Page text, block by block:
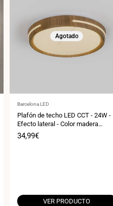
Agotado
Proveedor:
Barcelona LED
Plafón de techo LED CCT - 24W -
Efecto lateral - Color madera
Ø40cm
Precio
34,99€
VER PRODUCTO